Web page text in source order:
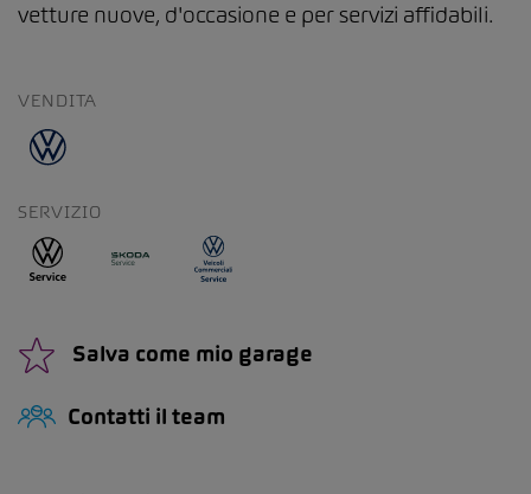
vetture nuove, d'occasione e per servizi affidabili.
VENDITA
SERVIZIO
Salva come mio garage
Contatti il team